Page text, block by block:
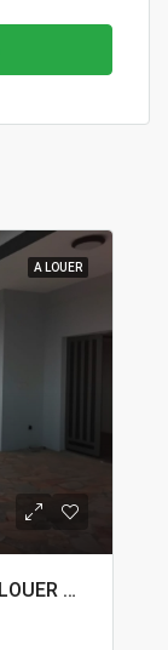
A LOUER
APPARTEMENT VUE SUR MER À LOUER À COTONOU FIDJROSSÈ PLAGE